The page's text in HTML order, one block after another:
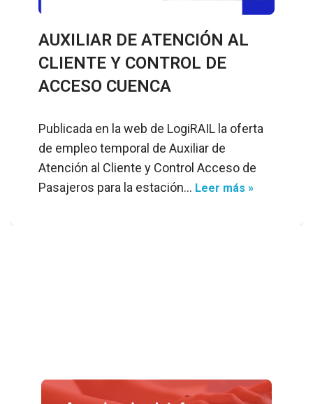
AUXILIAR DE ATENCIÓN AL
CLIENTE Y CONTROL DE
ACCESO CUENCA
Publicada en la web de LogiRAIL la oferta
de empleo temporal de Auxiliar de
Atención al Cliente y Control Acceso de
Pasajeros para la estación… Leer más »